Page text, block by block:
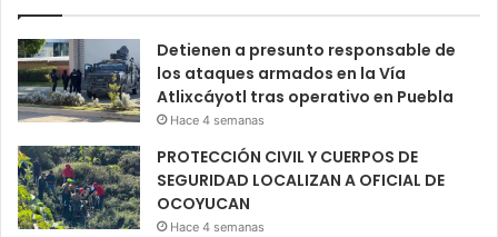
Detienen a presunto responsable de
los ataques armados en la Vía
Atlixcáyotl tras operativo en Puebla
Hace 4 semanas
PROTECCIÓN CIVIL Y CUERPOS DE
SEGURIDAD LOCALIZAN A OFICIAL DE
OCOYUCAN
Hace 4 semanas